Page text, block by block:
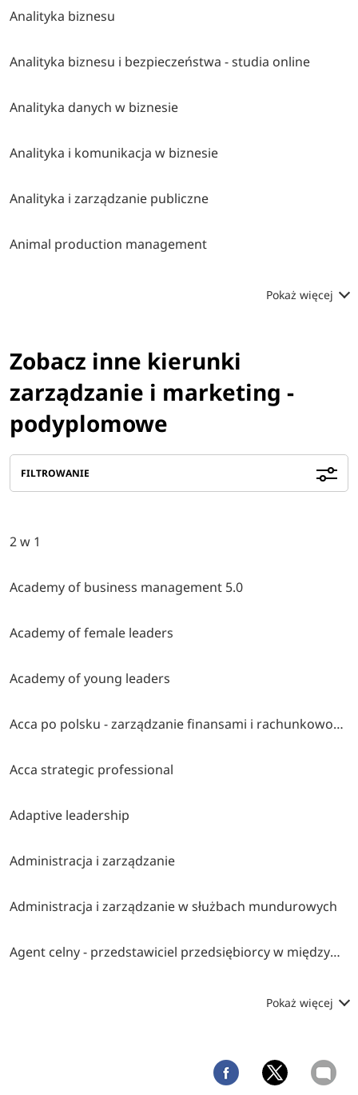
Analityka biznesu
Analityka biznesu i bezpieczeństwa - studia online
Analityka danych w biznesie
Analityka i komunikacja w biznesie
Analityka i zarządzanie publiczne
Animal production management
Pokaż więcej
Zobacz inne kierunki
zarządzanie i marketing -
podyplomowe
FILTROWANIE
2 w 1
Academy of business management 5.0
Academy of female leaders
Academy of young leaders
Acca po polsku - zarządzanie finansami i rachunkowość w środowisku międzynarodowym
Acca strategic professional
Adaptive leadership
Administracja i zarządzanie
Administracja i zarządzanie w służbach mundurowych
Agent celny - przedstawiciel przedsiębiorcy w międzynarodowym obrocie towarowym
Pokaż więcej